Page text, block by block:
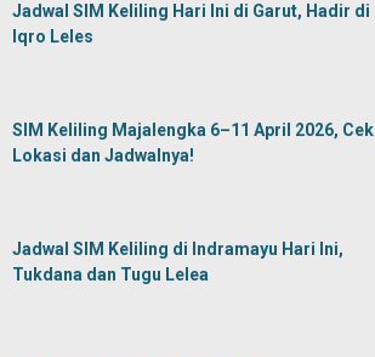
Jadwal SIM Keliling Hari Ini di Garut, Hadir di
Iqro Leles
SIM Keliling Majalengka 6–11 April 2026, Cek
Lokasi dan Jadwalnya!
Jadwal SIM Keliling di Indramayu Hari Ini,
Tukdana dan Tugu Lelea